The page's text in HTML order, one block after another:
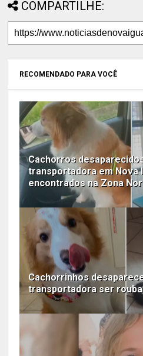
COMPARTILHE:
RECOMENDADO PARA VOCÊ
Cachorros
transportadora em Nova
encontrados na Zona
Cachorrinhos
transportadora ser